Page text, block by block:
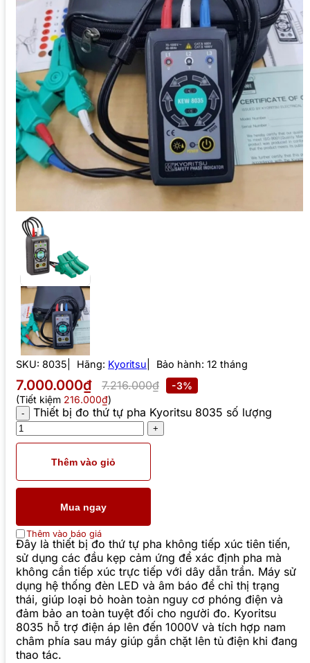
SKU: 8035 Hãng: Kyoritsu Bảo hành: 12 tháng
7.000.000₫ 7.216.000₫
-3%
(Tiết kiệm 216.000₫)
Thiết bị đo thứ tự pha Kyoritsu 8035 số lượng
Thêm vào giỏ
Mua ngay
Thêm vào báo giá
Đây là thiết bị đo thứ tự pha không tiếp xúc tiên tiến,
sử dụng các đầu kẹp cảm ứng để xác định pha mà
không cần tiếp xúc trực tiếp với dây dẫn trần. Máy sử
dụng hệ thống đèn LED và âm báo để chỉ thị trạng
thái, giúp loại bỏ hoàn toàn nguy cơ phóng điện và
đảm bảo an toàn tuyệt đối cho người đo. Kyoritsu
8035 hỗ trợ điện áp lên đến 1000V và tích hợp nam
châm phía sau máy giúp gắn chặt lên tủ điện khi đang
thao tác.